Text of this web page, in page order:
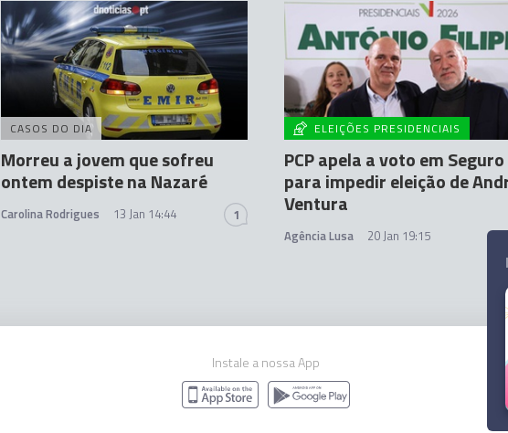
CASOS DO DIA
Morreu a jovem que sofreu
ontem despiste na Nazaré
Carolina Rodrigues 13 Jan 14:44 1
ELEIÇÕES PRESIDENCIAIS
PCP apela a voto em Seguro
para impedir eleição de
Ventura
Agência Lusa 20 Jan 19:15
Instale a nossa App